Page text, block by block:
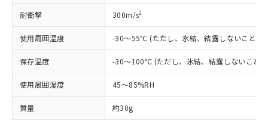
耐衝撃 300m/s2
使用周囲温度 -30～55℃ (ただし、氷結、結露しないこと)
保存温度 -30～100℃ (ただし、氷結、結露しないこと)
使用周囲湿度 45～85%RH
質量 約30g
ムロン制御機器販売店・当社販売員に
ご相談ください。
オムロン制御機器販売店や当社販売拠
販売ネットワーク
」をご確認
ください。
在庫状況および標準価格結果を当社の
事前の承諾なく第三者に漏洩または開
示しないようお願いします。
マイパーツ機能（部品リスト作成サー
(DIBP) 1000ppm以下
但し、RoHS指令で産業用監視および制御機器に対する
適用除外項目は除く。
フタル酸エステル類の４物質については閾値を超える意
※2 対応予定月
部品在庫の切り替え状況などにより、予定
月が前後することがあります。
イソブチル) : 1000ppm、 BBP(フタル酸ブチルベンジ
DEHP(フタル酸ビス(2-エチルヘキシル)) : 1000ppm
※2 環境保護使用期限
「ｅ」：有害物質（10物質）のすべてが基
準値以下であることを示します。
「10」：通常の使用状況下において有害物
質が外部に漏えいし、環境に深刻な影響を
いよう必要な手段を講じます。
当社は貴社製品を、核兵器、ミサイ
ル、化学兵器、生物兵器またはその他
武器並びにこれらの製造装置等に一切
使用いたしません。
当社は、貴社製品を第三者に販売する
場合は、上記1、2および3の内容を当
該第三者に通知します。また当社は、
販売先および販売に係わる関係者が違
法に輸出するおそれがある場合は、取
一定数には満たないが在庫あり
－
在庫なし(最新の在庫状況につ
いては、お客様のお取引先、ま
たはお客様担当のオムロン制御
機器販売店・当社販売員にご確
認ください)
受注生産機種、また在庫状況の